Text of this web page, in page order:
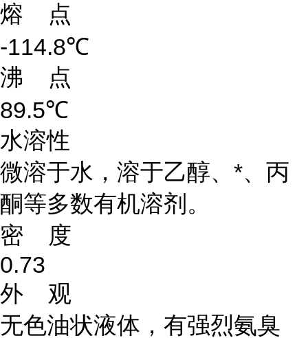
熔 点
-114.8℃
沸 点
89.5℃
水溶性
微溶于水，溶于乙醇、*、丙
酮等多数有机溶剂。
密 度
0.73
外 观
无色油状液体，有强烈氨臭